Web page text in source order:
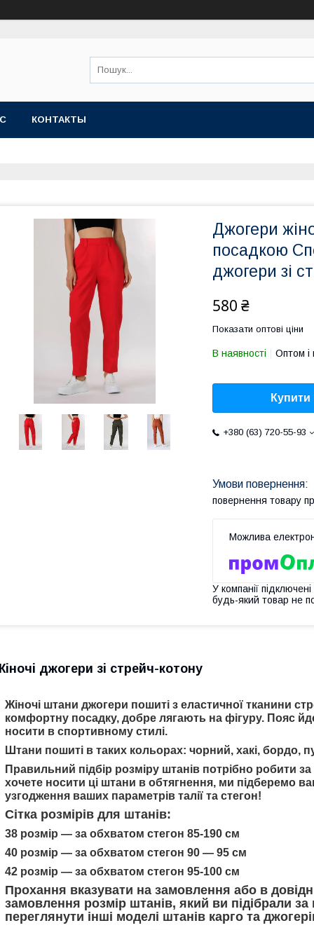
КОНТАКТЫ
Джогери
посадкою
джогери зі
580 ₴
Показати оптові ціни
В наявності Оптом і
Купити
+380 (63) 720-55-93
повернення товару
У компанії
будь-який товар не
джогери зі стрейч-котону
Жіночі штани джогери пошиті з еластичної тканини
комфортну посадку, добре лягають на фігуру. Пояс
носити в спортивному стилі.
Штани пошиті в таких кольорах: чорний, хакі, бордо,
Правильний підбір розміру штанів потрібно робити
хочете носити ці штани в обтягнення, ми підберемо
узгодження ваших параметрів талії та стегон!
Сітка розмірів для штанів:
38 розмір — за обхватом стегон 85-190 см
40 розмір — за обхватом стегон 90 — 95 см
42 розмір — за обхватом стегон 95-100 см
Прохання вказувати на замовлення або в
замовлення розмір штанів, який ви підібрали
переглянути інші моделі штанів карго та